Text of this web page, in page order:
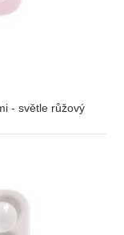
- světle růžový